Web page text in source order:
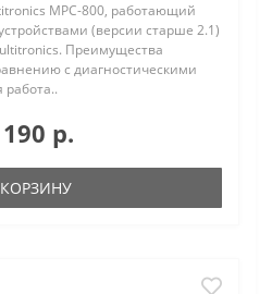
MPC-800, работающий
(версии старше 2.1)
Преимущества
с диагностическими
р.